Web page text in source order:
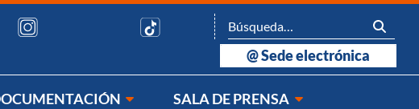
@Sede electrónica
SALA DE PRENSA